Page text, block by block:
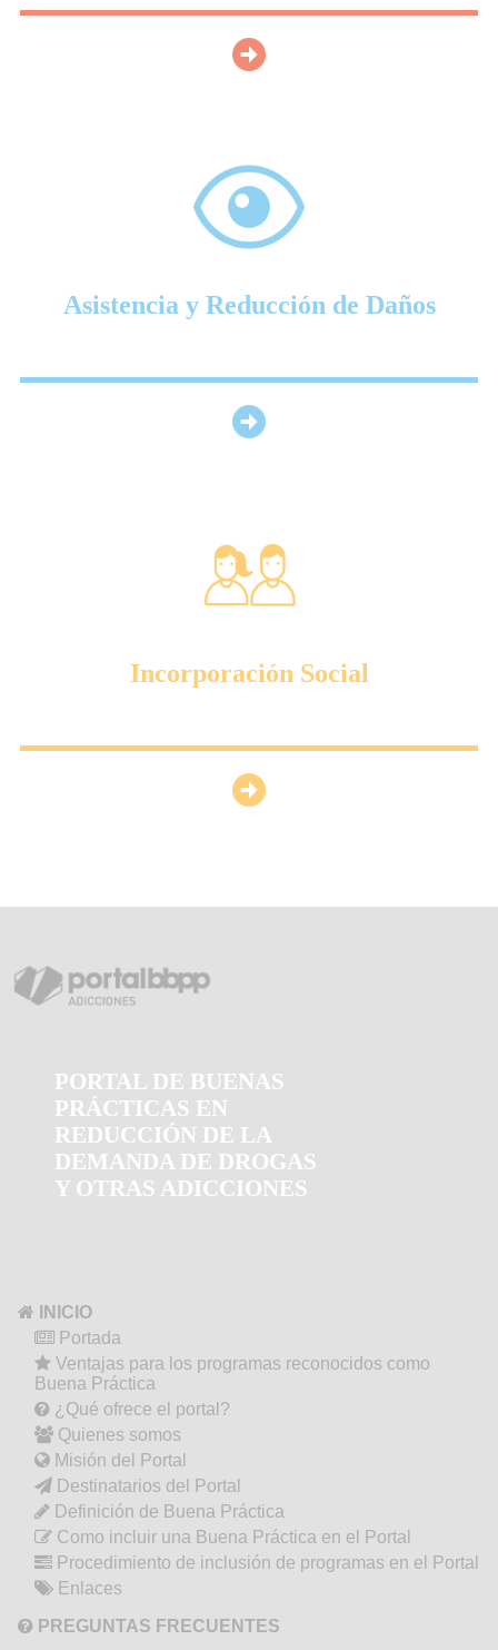
Asistencia y Reducción de Daños
Incorporación Social
PORTAL DE BUENAS
PRÁCTICAS EN
REDUCCIÓN DE LA
DEMANDA DE DROGAS
Y OTRAS ADICCIONES
INICIO
Portada
Ventajas para los programas reconocidos como
Buena Práctica
¿Qué ofrece el portal?
Quienes somos
Misión del Portal
Destinatarios del Portal
Definición de Buena Práctica
Como incluir una Buena Práctica en el Portal
Procedimiento de inclusión de programas en el Portal
Enlaces
PREGUNTAS FRECUENTES